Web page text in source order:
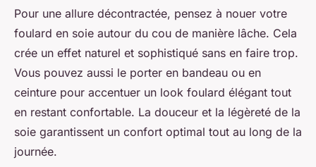
Pour une allure décontractée, pensez à nouer votre
foulard en soie autour du cou de manière lâche. Cela
crée un effet naturel et sophistiqué sans en faire trop.
Vous pouvez aussi le porter en bandeau ou en
ceinture pour accentuer un look foulard élégant tout
en restant confortable. La douceur et la légèreté de la
soie garantissent un confort optimal tout au long de la
journée.